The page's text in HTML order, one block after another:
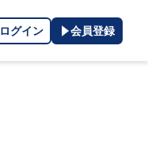
ログイン 会員登録